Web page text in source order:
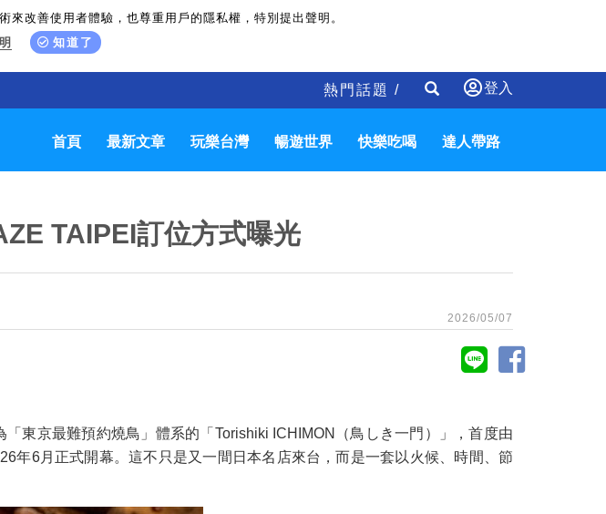
改善使用者體驗，也尊重用戶的隱私權，特別提出聲明。
知道了
登入
熱門話題 /
首頁 最新文章 玩樂台灣 暢遊世界 快樂吃喝 達人帶路
TAIPEI訂位方式曝光
2026/05/07
東京最難預約燒鳥」體系的「Torishiki ICHIMON（鳥しき一門）」，首度由
年6月正式開幕。這不只是又一間日本名店來台，而是一套以火候、時間、節